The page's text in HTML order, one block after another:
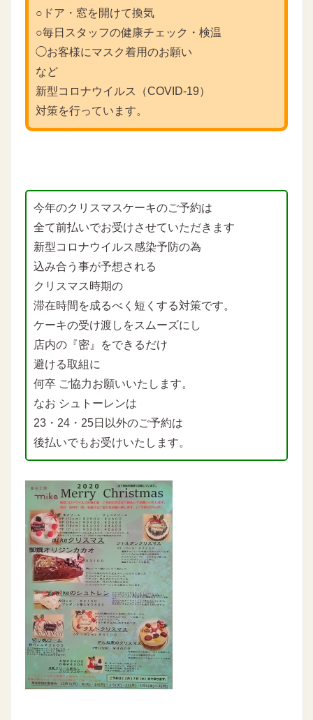
○ドア・窓を開けて換気
○毎日スタッフの健康チェック・検温
◯お客様にマスク着用のお願い
など
新型コロナウイルス（COVID-19）
対策を行っています。
今年のクリスマスケーキのご予約は
全て前払いでお受けさせていただきます
新型コロナウイルス感染予防の為
込み合う事が予想される
クリスマス時期の
滞在時間を成るべく短くする対策です。
ケーキの受け渡しをスムーズにし
店内の『密』をできるだけ
避ける取組に
何卒 ご協力お願いいたします。
なお シュトーレンは
23・24・25日以外のご予約は
後払いでもお受けいたします。